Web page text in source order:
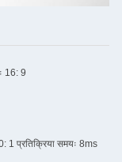
16: 9
प्रतिक्रिया समयः 8ms